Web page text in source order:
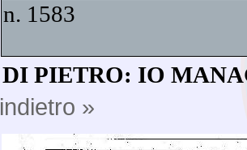
n. 1583
DI PIETRO: IO
indietro »